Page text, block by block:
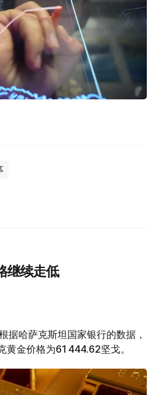
继续走低
据哈萨克斯坦国家银行的数据，
金价格为61 444.62坚戈。